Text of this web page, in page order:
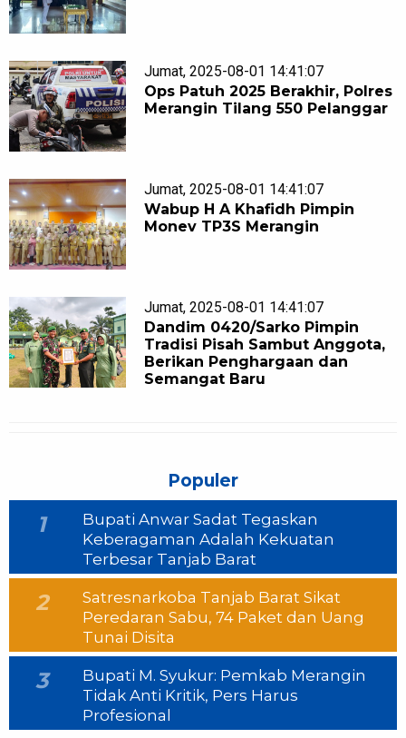
Jumat, 2025-08-01 14:41:07
Ops Patuh 2025 Berakhir, Polres
Merangin Tilang 550 Pelanggar
Jumat, 2025-08-01 14:41:07
Wabup H A Khafidh Pimpin
Monev TP3S Merangin
Jumat, 2025-08-01 14:41:07
Dandim 0420/Sarko Pimpin
Tradisi Pisah Sambut Anggota,
Berikan Penghargaan dan
Semangat Baru
Populer
1
Bupati Anwar Sadat Tegaskan
Keberagaman Adalah Kekuatan
Terbesar Tanjab Barat
2
Satresnarkoba Tanjab Barat Sikat
Peredaran Sabu, 74 Paket dan Uang
Tunai Disita
3
Bupati M. Syukur: Pemkab Merangin
Tidak Anti Kritik, Pers Harus
Profesional